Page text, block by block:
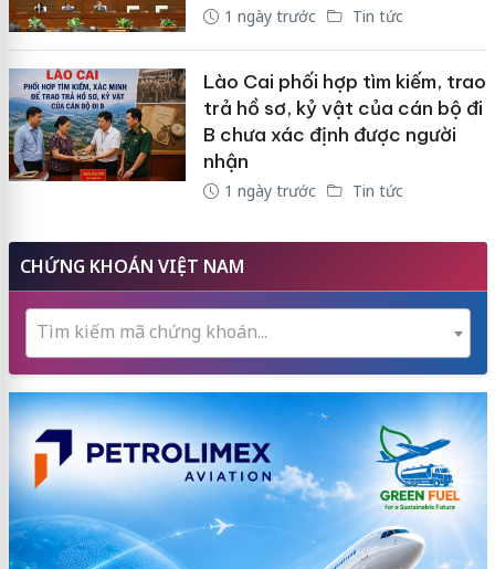
1 ngày trước Tin tức
Lào Cai phối hợp tìm kiếm, trao
trả hồ sơ, kỷ vật của cán bộ đi
B chưa xác định được người
nhận
1 ngày trước Tin tức
CHỨNG KHOÁN VIỆT NAM
Tìm kiếm mã chứng khoán...